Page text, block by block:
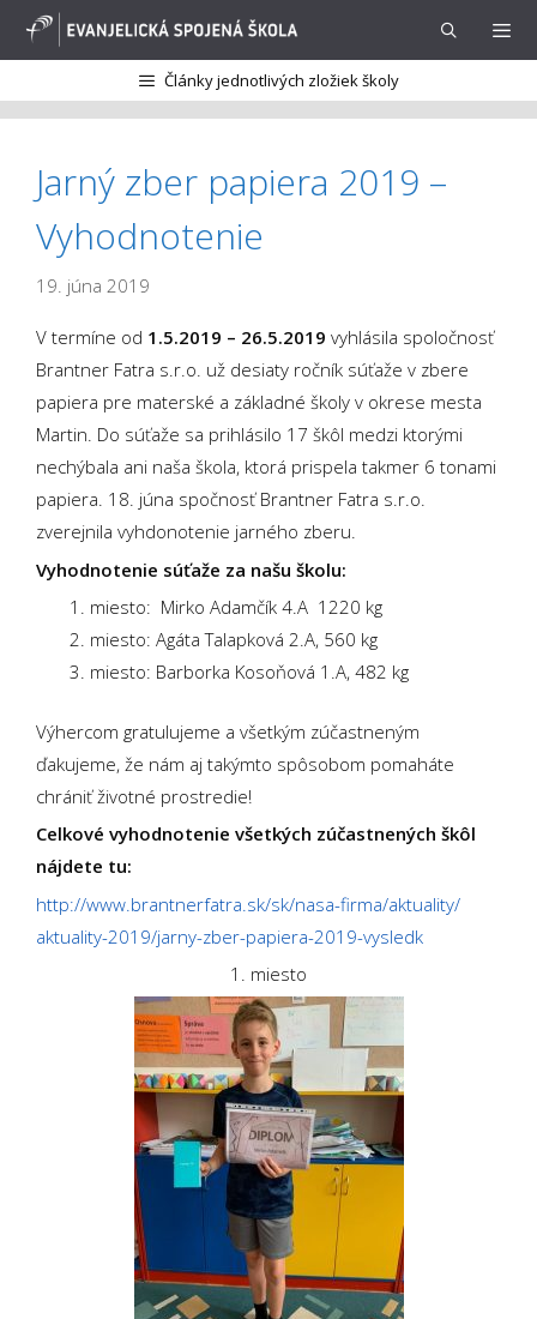
Preskočiť
Články jednotlivých zložiek školy
Jarný zber papiera 2019 –
Vyhodnotenie
19. júna 2019
V termíne od 1.5.2019 – 26.5.2019 vyhlásila spoločnosť
Brantner Fatra s.r.o. už desiaty ročník súťaže v zbere
papiera pre materské a základné školy v okrese mesta
Martin. Do súťaže sa prihlásilo 17 škôl medzi ktorými
nechýbala ani naša škola, ktorá prispela takmer 6 tonami
papiera. 18. júna spočnosť Brantner Fatra s.r.o.
zverejnila vyhdonotenie jarného zberu.
Vyhodnotenie súťaže za našu školu:
miesto: Mirko Adamčík 4.A 1220 kg
miesto: Agáta Talapková 2.A, 560 kg
miesto: Barborka Kosoňová 1.A, 482 kg
Výhercom gratulujeme a všetkým zúčastneným
ďakujeme, že nám aj takýmto spôsobom pomaháte
chrániť životné prostredie!
Celkové vyhodnotenie všetkých zúčastnených škôl
nájdete tu:
http://www.brantnerfatra.sk/sk/nasa-firma/aktuality/
aktuality-2019/jarny-zber-papiera-2019-vysledk
1. miesto